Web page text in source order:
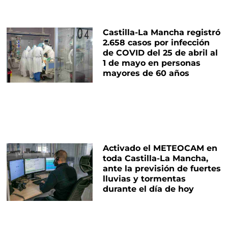
Castilla-La Mancha registró
2.658 casos por infección
de COVID del 25 de abril al
1 de mayo en personas
mayores de 60 años
Activado el METEOCAM en
toda Castilla-La Mancha,
ante la previsión de fuertes
lluvias y tormentas
durante el día de hoy